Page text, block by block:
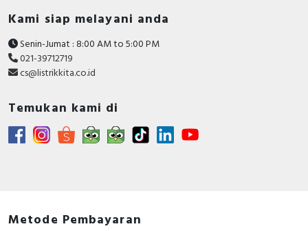
Kami siap melayani anda
Senin-Jumat : 8:00 AM to 5:00 PM
021-39712719
cs@listrikkita.co.id
Temukan kami di
Metode Pembayaran